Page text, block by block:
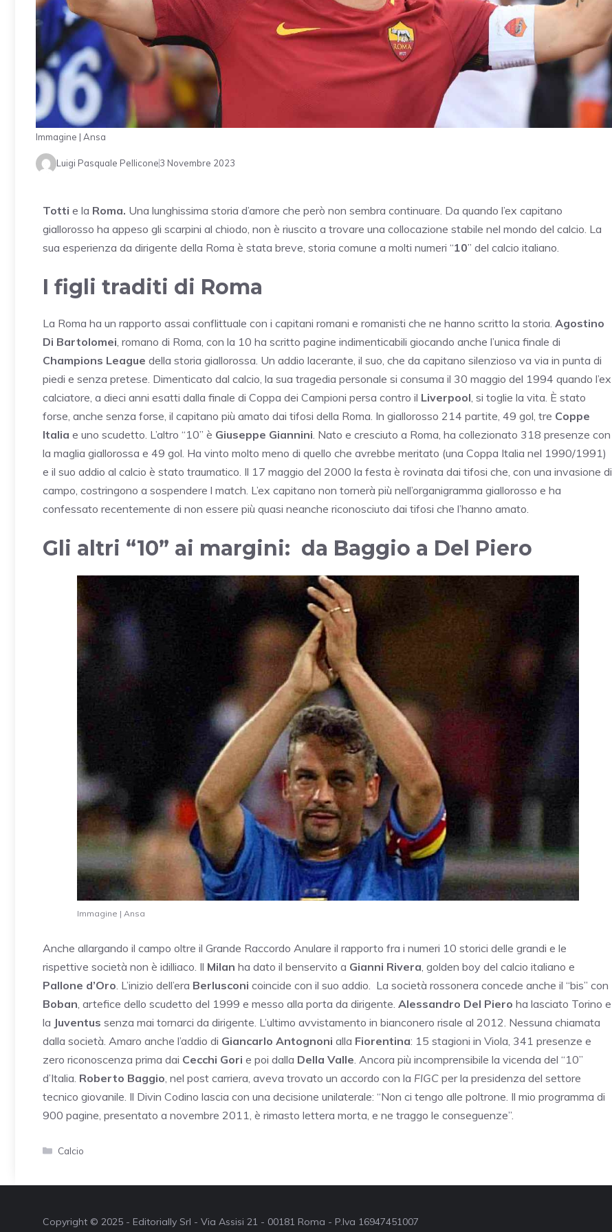
Immagine | Ansa
Luigi Pasquale Pellicone3 Novembre 2023
Totti e la Roma. Una lunghissima storia d’amore che però non sembra continuare. Da quando l’ex capitano
giallorosso ha appeso gli scarpini al chiodo, non è riuscito a trovare una collocazione stabile nel mondo del calcio. La
sua esperienza da dirigente della Roma è stata breve, storia comune a molti numeri “10” del calcio italiano.
I figli traditi di Roma
La Roma ha un rapporto assai conflittuale con i capitani romani e romanisti che ne hanno scritto la storia. Agostino
Di Bartolomei , romano di Roma, con la 10 ha scritto pagine indimenticabili giocando anche l’unica finale di
Champions League della storia giallorossa. Un addio lacerante, il suo, che da capitano silenzioso va via in punta di
piedi e senza pretese. Dimenticato dal calcio, la sua tragedia personale si consuma il 30 maggio del 1994 quando l’ex
calciatore, a dieci anni esatti dalla finale di Coppa dei Campioni persa contro il Liverpool , si toglie la vita. È stato
forse, anche senza forse, il capitano più amato dai tifosi della Roma. In giallorosso 214 partite, 49 gol, tre Coppe
Italia e uno scudetto. L’altro “10” è Giuseppe Giannini . Nato e cresciuto a Roma, ha collezionato 318 presenze con
la maglia giallorossa e 49 gol. Ha vinto molto meno di quello che avrebbe meritato (una Coppa Italia nel 1990/1991)
e il suo addio al calcio è stato traumatico. Il 17 maggio del 2000 la festa è rovinata dai tifosi che, con una invasione di
campo, costringono a sospendere l match. L’ex capitano non tornerà più nell’organigramma giallorosso e ha
confessato recentemente di non essere più quasi neanche riconosciuto dai tifosi che l’hanno amato.
Gli altri “10” ai margini: da Baggio a Del Piero
Immagine | Ansa
Anche allargando il campo oltre il Grande Raccordo Anulare il rapporto fra i numeri 10 storici delle grandi e le
rispettive società non è idilliaco. Il Milan ha dato il benservito a Gianni Rivera, golden boy del calcio italiano e
Pallone d’Oro. L’inizio dell’era Berlusconi coincide con il suo addio. La società rossonera concede anche il “bis” con
Boban, artefice dello scudetto del 1999 e messo alla porta da dirigente. Alessandro Del Piero ha lasciato Torino e
la Juventus senza mai tornarci da dirigente. L’ultimo avvistamento in bianconero risale al 2012. Nessuna chiamata
dalla società. Amaro anche l’addio di Giancarlo Antognoni alla Fiorentina: 15 stagioni in Viola, 341 presenze e
zero riconoscenza prima dai Cecchi Gori e poi dalla Della Valle. Ancora più incomprensibile la vicenda del “10”
d’Italia. Roberto Baggio, nel post carriera, aveva trovato un accordo con la FIGC per la presidenza del settore
tecnico giovanile. Il Divin Codino lascia con una decisione unilaterale: “Non ci tengo alle poltrone. Il mio programma di
900 pagine, presentato a novembre 2011, è rimasto lettera morta, e ne traggo le conseguenze”.
Categorie
Calcio
Copyright © 2025 - Editorially Srl - Via Assisi 21 - 00181 Roma - P.Iva 16947451007